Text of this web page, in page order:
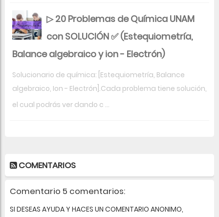
▷ 20 Problemas de Química UNAM
con SOLUCIÓN ✅ (Estequiometría,
Balance algebraico y ion - Electrón)
Solucionario de química: [Estequiometría, Balance
algebraico, Ion - Electrón].Cada problema tiene solución,
el cual podrás ver dando c ...
COMENTARIOS
Comentario 5 comentarios:
SI DESEAS AYUDA Y HACES UN COMENTARIO ANONIMO,